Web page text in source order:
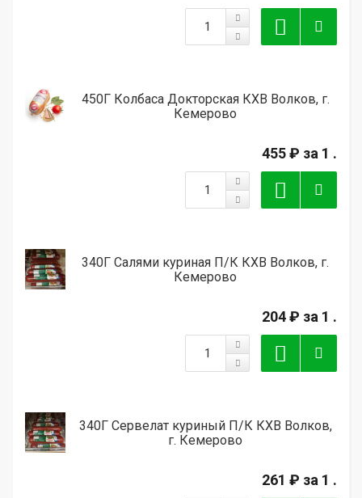
450Г Колбаса Докторская КХВ Волков, г.
Кемерово
455 ₽ за 1 .
340Г Салями куриная П/К КХВ Волков, г.
Кемерово
204 ₽ за 1 .
340Г Сервелат куриный П/К КХВ Волков,
г. Кемерово
261 ₽ за 1 .